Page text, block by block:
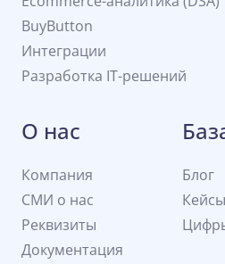
BuyButton
Интеграции
Разработка IT-решений
О нас
Компания
СМИ о нас
Реквизиты
Документация
Блог